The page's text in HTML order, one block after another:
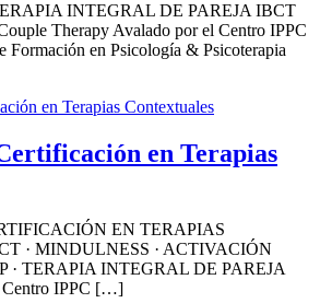
INTEGRAL DE PAREJA IBCT
Therapy Avalado por el Centro IPPC
Formación en Psicología & Psicoterapia
en Terapias
EN TERAPIAS
· MINDULNESS · ACTIVACIÓN
· TERAPIA INTEGRAL DE PAREJA
IPPC […]